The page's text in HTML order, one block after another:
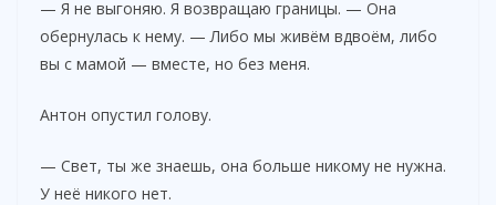
— Я не выгоняю. Я возвращаю границы. — Она
обернулась к нему. — Либо мы живём вдвоём, либо
вы с мамой — вместе, но без меня.
Антон опустил голову.
— Свет, ты же знаешь, она больше никому не нужна.
У неё никого нет.